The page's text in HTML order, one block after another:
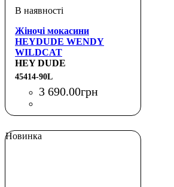
Жіночі мокасини
HEYDUDE WENDY
WILDCAT
HEY DUDE
45414-90L
3 690.00грн
Новинка